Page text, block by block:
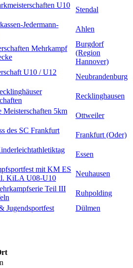
U10
Stendal
Jedermann-
Ahlen
Mehrkampf
Burgdorf
(Region
Hannover)
U10 / U12
Neubrandenburg
Recklinghausen
Meisterschaften 5km
Ottweiler
des SC Frankfurt
Frankfurt (Oder)
Essen
mit KM ES
KiLA U08-U10
Neuhausen
Teil III
Ruhpolding
Jugendsportfest Dülmen